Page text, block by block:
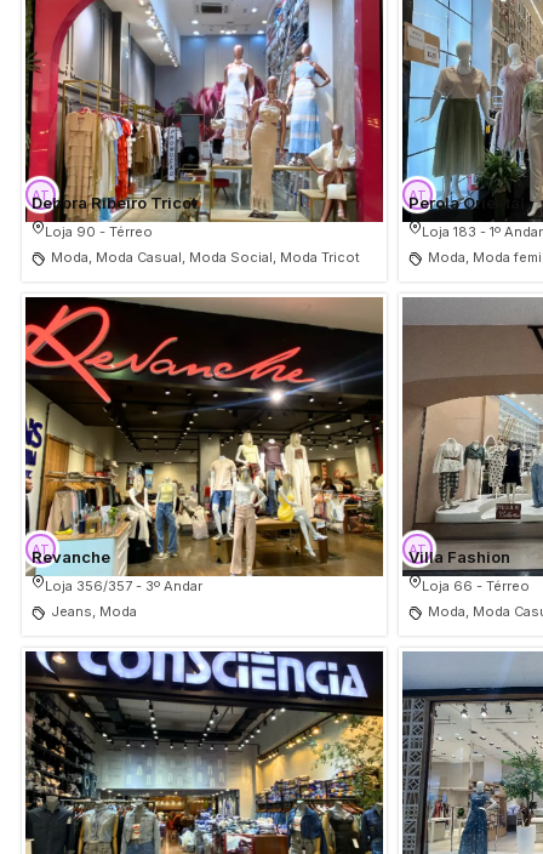
Debora Ribeiro Tricot
Loja 90 - Térreo
Moda, Moda Casual, Moda Social, Moda Tricot
Perola Oriental
Loja 183 - 1º Andar
Moda, Moda
Revanche
Loja 356/357 - 3º Andar
Jeans, Moda
Villa Fashion
Loja 66 - Térreo
Moda, Moda